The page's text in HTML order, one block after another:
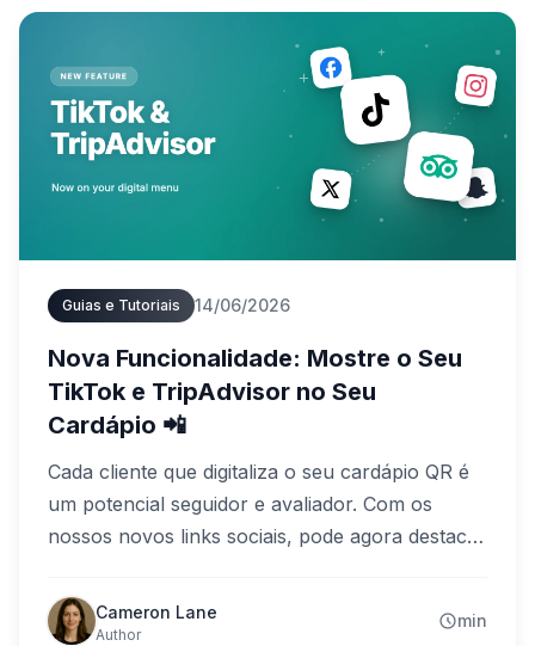
Guias e Tutoriais 14/06/2026
Nova Funcionalidade: Mostre o Seu
TikTok e TripAdvisor no Seu
Cardápio 📲
Cada cliente que digitaliza o seu cardápio QR é
um potencial seguidor e avaliador. Com os
nossos novos links sociais, pode agora destacar
par do Facebook, Instagram, X e Snapchat.
Adicione o seu nome de utilizador uma vez no
Cameron Lane
Author
min